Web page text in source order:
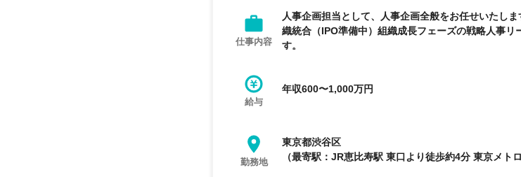
仕事内容
人事企画担当として、人事企画全般をお任せいたし
織統合（IPO準備中）組織成長フェーズの戦略人事
す。
給与
年収600〜1,000万円
勤務地
東京都渋谷区
（最寄駅：JR恵比寿駅 東口より徒歩約4分 東京メト